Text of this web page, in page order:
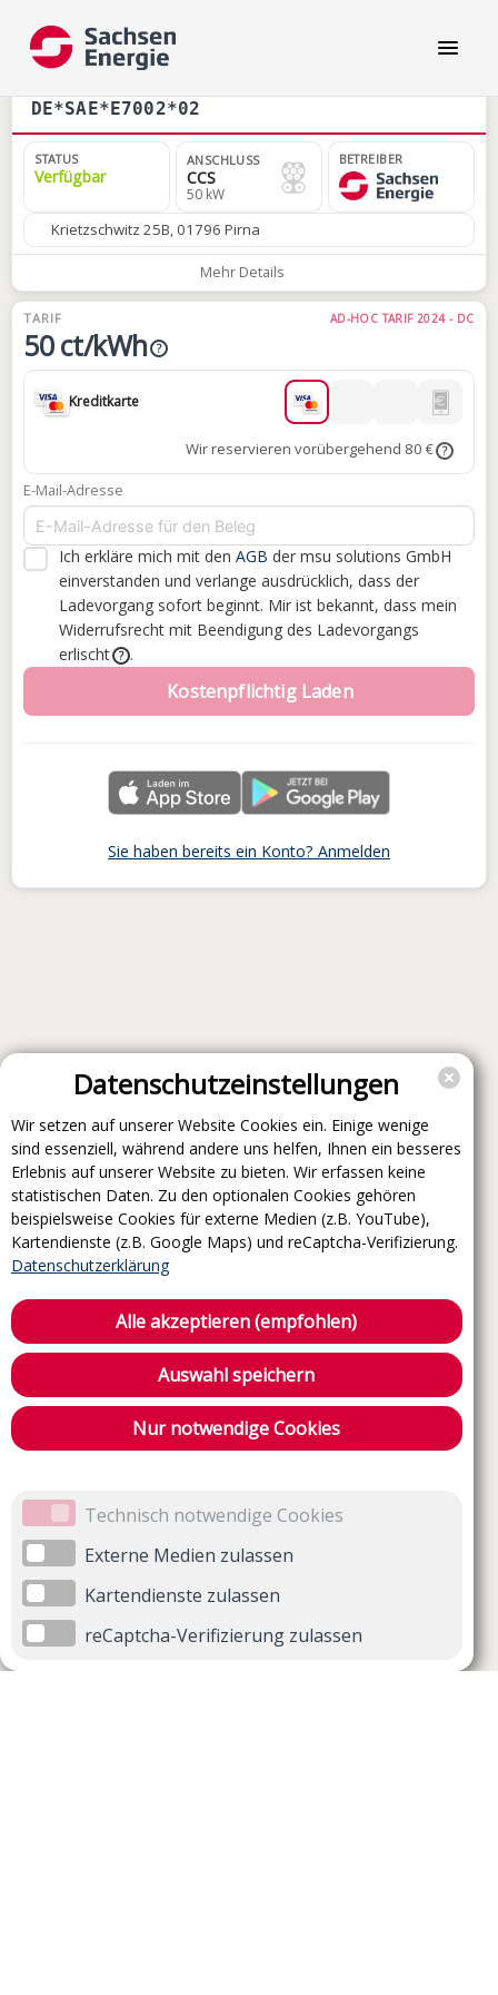
DE*SAE*E7002*02
STATUS
Verfügbar
ANSCHLUSS
CCS
50 kW
BETREIBER
Krietzschwitz 25B, 01796 Pirna
Mehr Details
TARIF AD-HOC TARIF 2024 - DC
50 ct/kWh ?
Kreditkarte
Wir reservieren vorübergehend 80 € ?
E-Mail-Adresse
Ich erkläre mich mit den AGB der msu solutions GmbH
einverstanden und verlange ausdrücklich, dass der
Ladevorgang sofort beginnt. Mir ist bekannt, dass mein
Widerrufsrecht mit Beendigung des Ladevorgangs
erlischt
? .
Kostenpflichtig Laden
Sie haben bereits ein Konto? Anmelden
Datenschutzeinstellungen
Wir setzen auf unserer Website Cookies ein. Einige wenige
sind essenziell, während andere uns helfen, Ihnen ein besseres
Erlebnis auf unserer Website zu bieten. Wir erfassen keine
statistischen Daten. Zu den optionalen Cookies gehören
beispielsweise Cookies für externe Medien (z.B. YouTube),
Kartendienste (z.B. Google Maps) und reCaptcha-Verifizierung.
Datenschutzerklärung
Alle akzeptieren (empfohlen)
Auswahl speichern
Nur notwendige Cookies
Technisch notwendige Cookies
Externe Medien zulassen
Kartendienste zulassen
reCaptcha-Verifizierung zulassen